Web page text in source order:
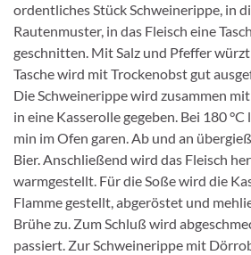
ordentliches Stück Schweinerippe, in
Rautenmuster, in das Fleisch eine
geschnitten. Mit Salz und Pfeffer würzt
Tasche wird mit Trockenobst gut
Die Schweinerippe wird zusammen
in eine Kasserolle gegeben. Bei 180 °C
min im Ofen garen. Ab und an
Bier. Anschließend wird das Fleisch
warmgestellt. Für die Soße wird die
Flamme gestellt, abgeröstet und
Brühe zu. Zum Schluß wird
passiert. Zur Schweinerippe mit